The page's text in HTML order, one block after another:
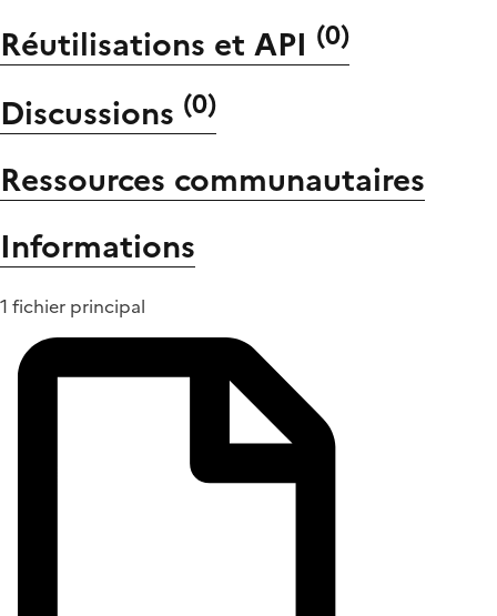
Réutilisations et API (0)
Discussions (0)
Ressources communautaires
Informations
1 fichier principal